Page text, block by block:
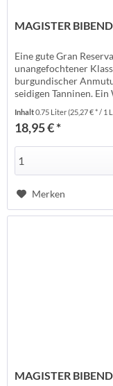
MAGISTER
Eine gute Gran
unangefochtener
burgundischer
seidigen Tanninen.
Navarrsotillo -
Anbauverband:...
Inhalt0.75 Liter(25,27 € * / 1
18,95 € *
Merken
MAGISTER